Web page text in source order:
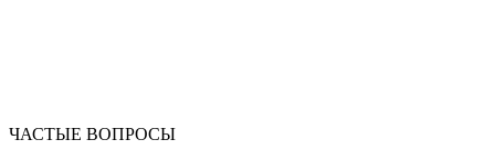
ЧАСТЫЕ ВОПРОСЫ